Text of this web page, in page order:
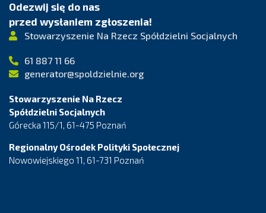
Odezwij się do nas
przed wysłaniem zgłoszenia!
Stowarzyszenie Na Rzecz Spółdzielni Socjalnych
61 887 11 66
generator@spoldzielnie.org
Stowarzyszenie Na Rzecz
Spółdzielni Socjalnych
Górecka 115/1, 61-475 Poznań
Regionalny Ośrodek Polityki Społecznej
Nowowiejskiego 11, 61-731 Poznań